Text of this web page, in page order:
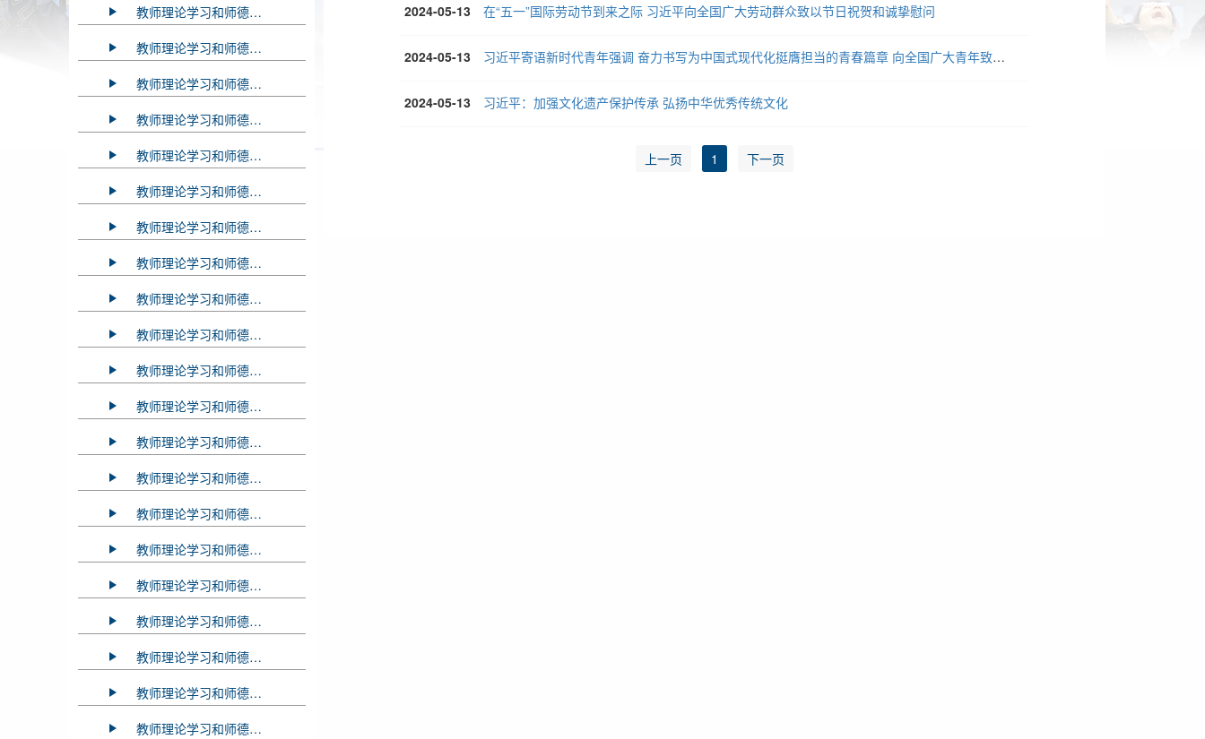
教师理论学习和师德师风教育2025年10月学习资料
教师理论学习和师德师风教育2025年9月学习资料
教师理论学习和师德师风教育2025年7-8月学习资料
教师理论学习和师德师风教育2025年6月学习资料
教师理论学习和师德师风教育2025年5月学习资料
教师理论学习和师德师风教育2025年4月学习资料
教师理论学习和师德师风教育2024年12月学习资料
教师理论学习和师德师风教育2024年11月学习资料
教师理论学习和师德师风教育2024年10月学习资料
教师理论学习和师德师风教育2024年9月学习资料
教师理论学习和师德师风教育2024年7-8月学习资料
教师理论学习和师德师风教育2024年06月学习资料
教师理论学习和师德师风教育2024年05月学习资料
教师理论学习和师德师风教育2024年04月学习资料
教师理论学习和师德师风教育2024年03月学习资料
教师理论学习和师德师风教育2023年10月学习资料
教师理论学习和师德师风教育2023年09月学习资料
教师理论学习和师德师风教育2023年07月学习资料
教师理论学习和师德师风教育2023年06月学习资料
教师理论学习和师德师风教育2023年05月学习资料
教师理论学习和师德师风教育2023年04月学习资料
2024-05-13 在“五一”国际劳动节到来之际 习近平向全国广大劳动群众致以节日祝贺和诚挚慰问
2024-05-13 习近平寄语新时代青年强调 奋力书写为中国式现代化挺膺担当的青春篇章 向全国广大青年致以节日祝贺和诚挚问候
2024-05-13 习近平：加强文化遗产保护传承 弘扬中华优秀传统文化
上一页 1 下一页